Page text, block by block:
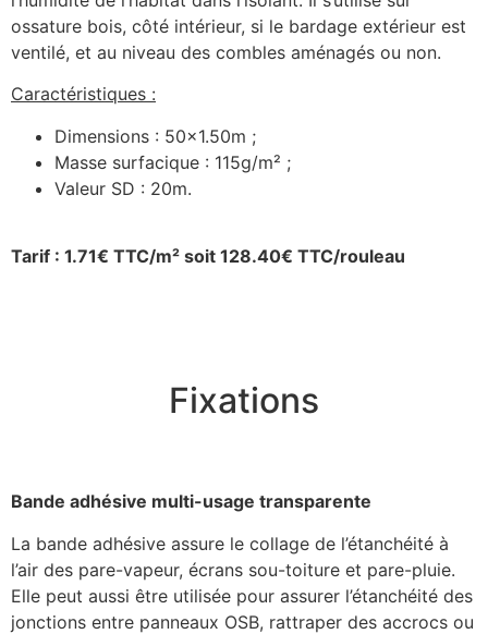
ossature bois, côté intérieur, si le bardage extérieur est
ventilé, et au niveau des combles aménagés ou non.
Caractéristiques :
Dimensions : 50×1.50m ;
Masse surfacique : 115g/m² ;
Valeur SD : 20m.
Tarif : 1.71€ TTC/m² soit 128.40€ TTC/rouleau
Fixations
Bande adhésive multi-usage transparente
La bande adhésive assure le collage de l’étanchéité à
l’air des pare-vapeur, écrans sou-toiture et pare-pluie.
Elle peut aussi être utilisée pour assurer l’étanchéité des
jonctions entre panneaux OSB, rattraper des accrocs ou